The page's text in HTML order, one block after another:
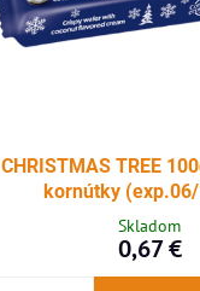
CHRISTMAS TREE
kornútky
Skladom
0,67 €